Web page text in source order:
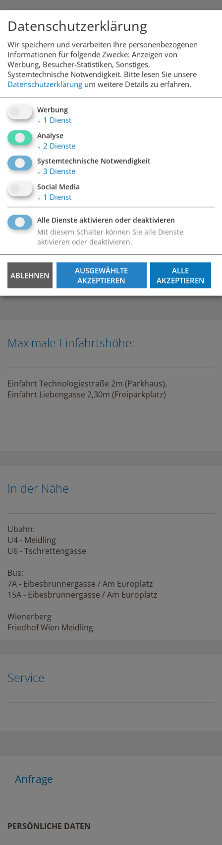
Öffnungszeiten
durchgehend geöffnet
Anzahl der Stellplätze
450 Stellplätze
Zugang
Zugänge:
Technologiestraße/Morathgasse
Maximale Einfahrtshöhe:
Einfahrt Technologiestraße 2m (Parkhaus),
Einfahrt Liebengasse 2,30m (Freiparkplatz)
In der Nähe
Ubahn:
U4 - Meidling
U6 - Tschrettengasse
Bus:
7A - Eibesbrunnergasse / Am Europlatz
15A - Eibesbrunnergasse / Am Europlatz
Wienerberg
Friedhof Wien Meidling
Service
Anfrage
PERSÖNLICHE DATEN
Datenschutzerklärung
Wir speichern und verarbeiten Ihre personenbezogenen
Informationen für folgende Zwecke: Anzeigen von
Werbung, Besucher-Statistiken, Sonstiges,
Systemtechnische Notwendigkeit. Bitte lesen Sie unsere
Datenschutzerklärung um weitere Details zu erfahren.
Werbung
↓ 1 Dienst
Analyse
↓ 2 Dienste
Systemtechnische Notwendigkeit
↓ 3 Dienste
Social Media
↓ 1 Dienst
Alle Dienste aktivieren oder deaktivieren
Mit diesem Schalter können Sie alle Dienste
aktivieren oder deaktivieren.
ABLEHNEN
AUSGEWÄHLTE
AKZEPTIEREN
ALLE
AKZEPTIEREN